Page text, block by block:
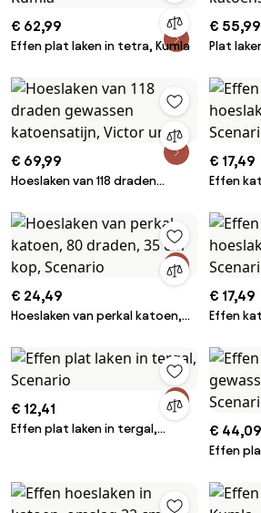
€ 62,99
Effen plat laken in tetra, Kumla
€ 55,99
Plat
€ 69,99
Hoeslaken van 118 draden
uni
€ 17,49
Effen
€ 24,49
Hoeslaken van perkal katoen,
€ 17,49
Effen
€ 12,41
Effen plat laken in tergal,
€ 44,09
Effen